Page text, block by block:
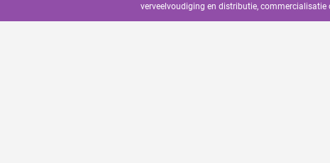
verveelvoudiging en distributie,